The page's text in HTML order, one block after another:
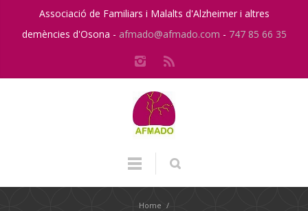
Associació de Familiars i Malalts d'Alzheimer i altres
demències d'Osona - afmado@afmado.com - 747 85 66 35
Home /